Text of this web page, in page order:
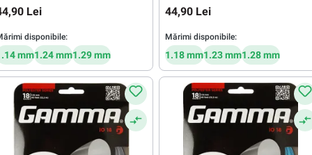
Lei
disponibile:
mm1.24 mm1.29 mm
44,90 Lei
Mărimi disponibile:
1.18 mm1.23 mm1.28 mm